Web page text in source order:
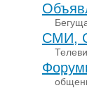
СМИ,